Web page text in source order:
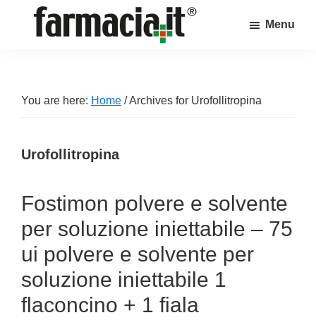
sul
farmacia
Menu
You are here: Home /Archives for Urofollitropina
Urofollitropina
Fostimon polvere e solvente
per soluzione iniettabile – 75
ui polvere e solvente per
soluzione iniettabile 1
flaconcino + 1 fiala